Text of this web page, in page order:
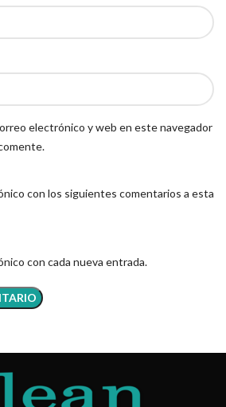
electrónico y web en este navegador
con los siguientes comentarios a esta
con cada nueva entrada.